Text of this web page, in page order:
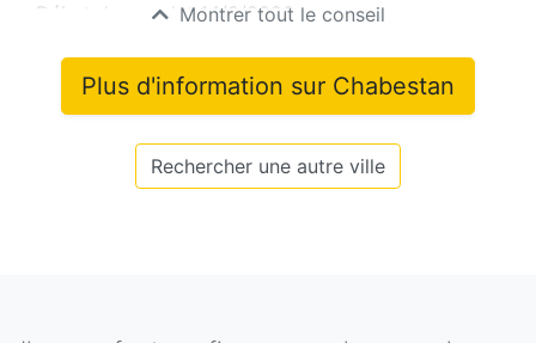
Début du mandat14/2/2026
Montrer tout le conseil
Plus d'information sur Chabestan
Rechercher une autre ville